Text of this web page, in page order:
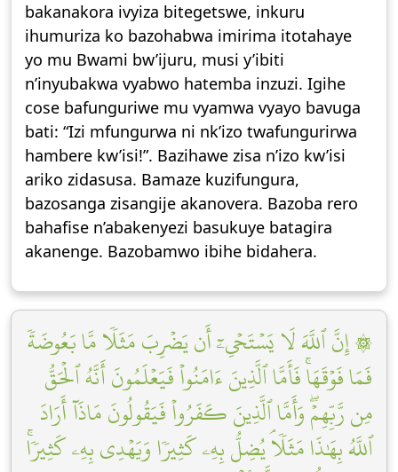
bakanakora ivyiza bitegetswe, inkuru
ihumuriza ko bazohabwa imirima itotahaye
yo mu Bwami bw’ijuru, musi y’ibiti
n’inyubakwa vyabwo hatemba inzuzi. Igihe
cose bafunguriwe mu vyamwa vyayo bavuga
bati: “Izi mfungurwa ni nk’izo twafungurirwa
hambere kw’isi!”. Bazihawe zisa n’izo kw’isi
ariko zidasusa. Bamaze kuzifungura,
bazosanga zisangije akanovera. Bazoba rero
bahafise n’abakenyezi basukuye batagira
akanenge. Bazobamwo ibihe bidahera.
۞ إِنَّ ٱللَّهَ لَا يَسۡتَحۡيِۦٓ أَن يَضۡرِبَ مَثَلٗا مَّا بَعُوضَةٗ
فَمَا فَوۡقَهَاۚ فَأَمَّا ٱلَّذِينَ ءَامَنُواْ فَيَعۡلَمُونَ أَنَّهُ ٱلۡحَقُّ
مِن رَّبِّهِمۡۖ وَأَمَّا ٱلَّذِينَ كَفَرُواْ فَيَقُولُونَ مَاذَآ أَرَادَ
ٱللَّهُ بِهَٰذَا مَثَلٗاۘ يُضِلُّ بِهِۦ كَثِيرٗا وَيَهۡدِي بِهِۦ كَثِيرٗاۚ